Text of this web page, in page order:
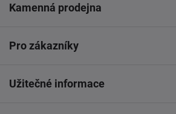
Kamenná prodejna
Pro zákazníky
Užitečné informace